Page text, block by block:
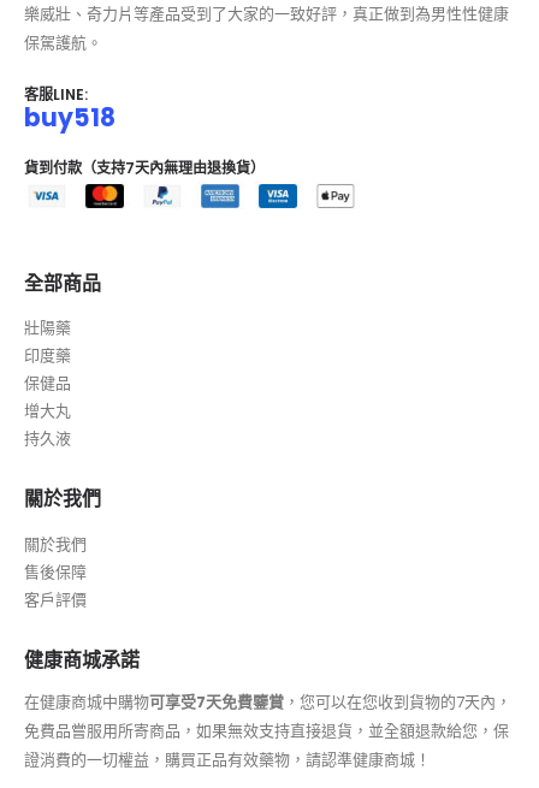
樂威壯、奇力片等產品受到了大家的一致好評，真正做到為男性性健康
保駕護航。
客服LINE:
buy518
貨到付款（支持7天內無理由退換貨）
全部商品
壯陽藥
印度藥
保健品
增大丸
持久液
關於我們
關於我們
售後保障
客戶評價
健康商城承諾
在健康商城中購物可享受7天免費鑒賞 ，您可以在您收到貨物的7天內，
免費品嘗服用所寄商品，如果無效支持直接退貨，並全額退款給您，保
證消費的一切權益，購買正品有效藥物，請認準健康商城！